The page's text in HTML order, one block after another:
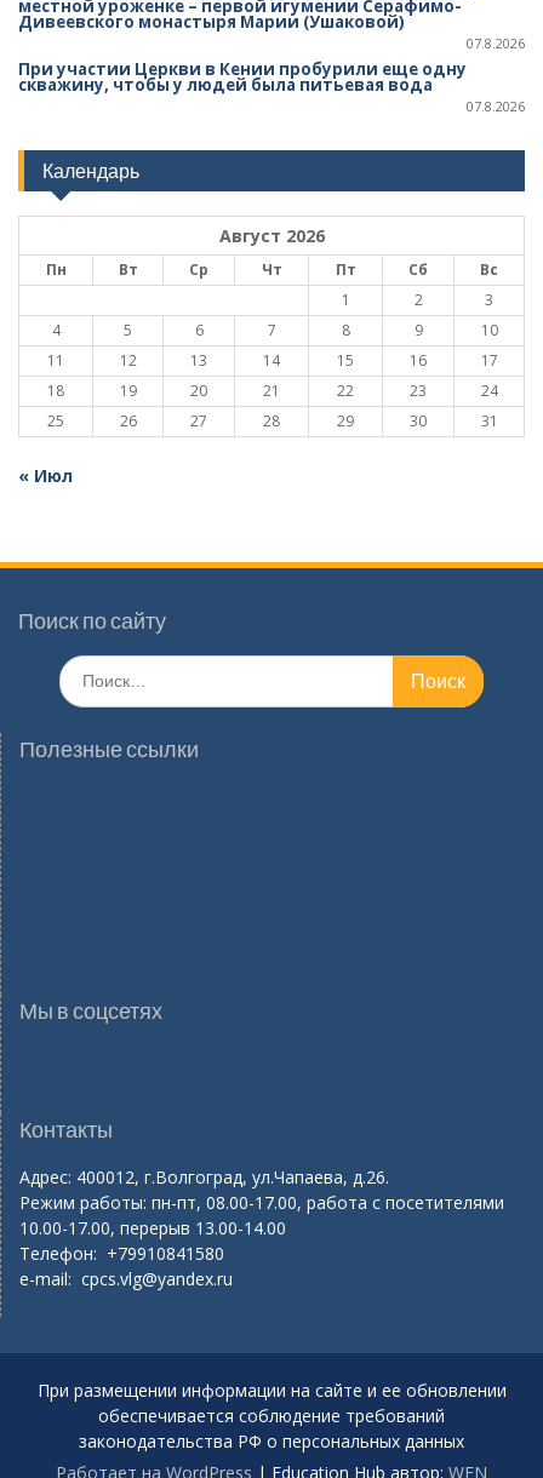
местной уроженке – первой игумении Серафимо-
Дивеевского монастыря Марии (Ушаковой)
07.8.2026
При участии Церкви в Кении пробурили еще одну
скважину, чтобы у людей была питьевая вода
07.8.2026
Календарь
Август 2026
Пн Вт Ср Чт Пт Сб
Вс
1
2
3
4
5 6 7 8 9
10
11
12 13 14 15 16
17
18
19 20 21 22 23
24
25
26 27 28 29 30 31
« Июл
Поиск по сайту
Поиск
по:
Полезные ссылки
Мы в соцсетях
Контакты
Адрес: 400012, г.Волгоград, ул.Чапаева, д.26.
Режим работы: пн-пт, 08.00-17.00, работа с посетителями
10.00-17.00, перерыв 13.00-14.00
Телефон: +79910841580
e-mail: cpcs.vlg@yandex.ru
При размещении информации на сайте и ее обновлении
обеспечивается соблюдение требований
законодательства РФ о персональных данных
Работает на WordPress | Education Hub автор: WEN